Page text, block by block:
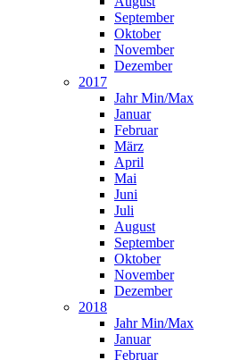
September
Oktober
November
Dezember
2017
Jahr Min/Max
Januar
Februar
März
April
Mai
Juni
Juli
August
September
Oktober
November
Dezember
2018
Jahr Min/Max
Januar
Februar